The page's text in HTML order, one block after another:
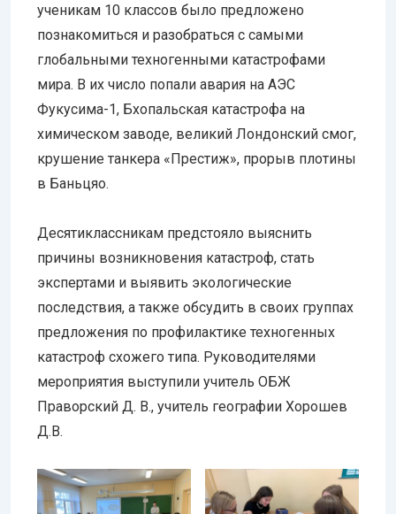
ученикам 10 классов было предложено
познакомиться и разобраться с самыми
глобальными техногенными катастрофами
мира. В их число попали авария на АЭС
Фукусима-1, Бхопальская катастрофа на
химическом заводе, великий Лондонский смог,
крушение танкера «Престиж», прорыв плотины
в Баньцяо.
Десятиклассникам предстояло выяснить
причины возникновения катастроф, стать
экспертами и выявить экологические
последствия, а также обсудить в своих группах
предложения по профилактике техногенных
катастроф схожего типа. Руководителями
мероприятия выступили учитель ОБЖ
Праворский Д. В., учитель географии Хорошев
Д.В.